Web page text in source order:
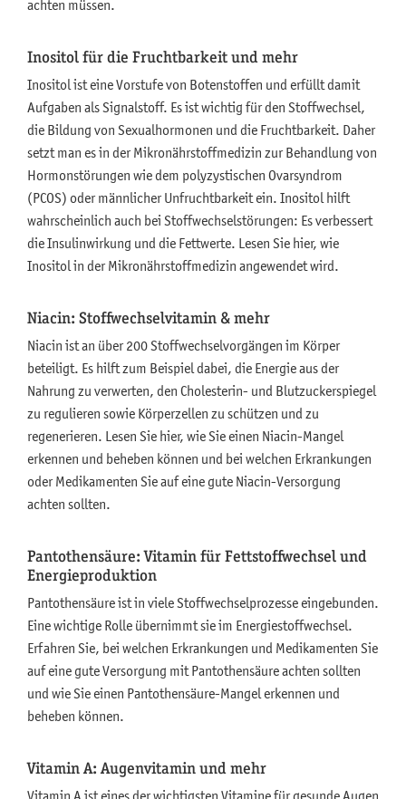
achten müssen.
Inositol für die Fruchtbarkeit und mehr
Inositol ist eine Vorstufe von Botenstoffen und erfüllt damit
Aufgaben als Signalstoff. Es ist wichtig für den Stoffwechsel,
die Bildung von Sexualhormonen und die Fruchtbarkeit. Daher
setzt man es in der Mikronährstoffmedizin zur Behandlung von
Hormonstörungen wie dem polyzystischen Ovarsyndrom
(PCOS) oder männlicher Unfruchtbarkeit ein. Inositol hilft
wahrscheinlich auch bei Stoffwechselstörungen: Es verbessert
die Insulinwirkung und die Fettwerte. Lesen Sie hier, wie
Inositol in der Mikronährstoffmedizin angewendet wird.
Niacin: Stoffwechselvitamin & mehr
Niacin ist an über 200 Stoffwechselvorgängen im Körper
beteiligt. Es hilft zum Beispiel dabei, die Energie aus der
Nahrung zu verwerten, den Cholesterin- und Blutzuckerspiegel
zu regulieren sowie Körperzellen zu schützen und zu
regenerieren. Lesen Sie hier, wie Sie einen Niacin-Mangel
erkennen und beheben können und bei welchen Erkrankungen
oder Medikamenten Sie auf eine gute Niacin-Versorgung
achten sollten.
Pantothensäure: Vitamin für Fettstoffwechsel und
Energieproduktion
Pantothensäure ist in viele Stoffwechselprozesse eingebunden.
Eine wichtige Rolle übernimmt sie im Energiestoffwechsel.
Erfahren Sie, bei welchen Erkrankungen und Medikamenten Sie
auf eine gute Versorgung mit Pantothensäure achten sollten
und wie Sie einen Pantothensäure-Mangel erkennen und
beheben können.
Vitamin A: Augenvitamin und mehr
Vitamin A ist eines der wichtigsten Vitamine für gesunde Augen